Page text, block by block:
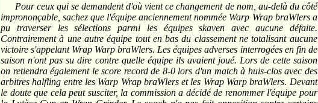
Pour ceux qui se demandent d'où vient ce changement de nom, au-delà du côté
imprononçable, sachez que l'équipe anciennement nommée Warp Wrap braWlers a
pu traverser les sélections parmi les équipes skaven avec aucune défaite.
Contrairement à une autre équipe tout en bas du classement ne totalisant aucune
victoire s'appelant Wrap Warp braWlers. Les équipes adverses interrogées en fin de
saison n'ont pas su dire contre quelle équipe ils avaient joué. Lors de cette saison
on retiendra également le score record de 8-0 lors d'un match à huis-clos avec des
arbitres halfling entre les Warp Wrap braWlers et les Wrap Warp braWlers. Devant
le doute que cela peut susciter, la commission a décidé de renommer l'équipe pour